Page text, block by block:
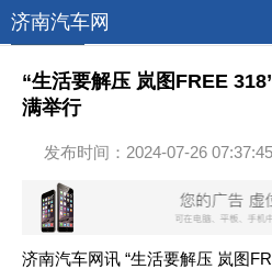
济南汽车网
导购新闻
“生活要解压 岚图FREE
满举行
发布时间：2024-07-26 07:37:45
济南汽车网讯 “生活要解压 岚图